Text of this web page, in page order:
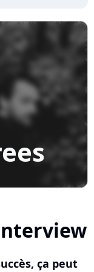
ça peut